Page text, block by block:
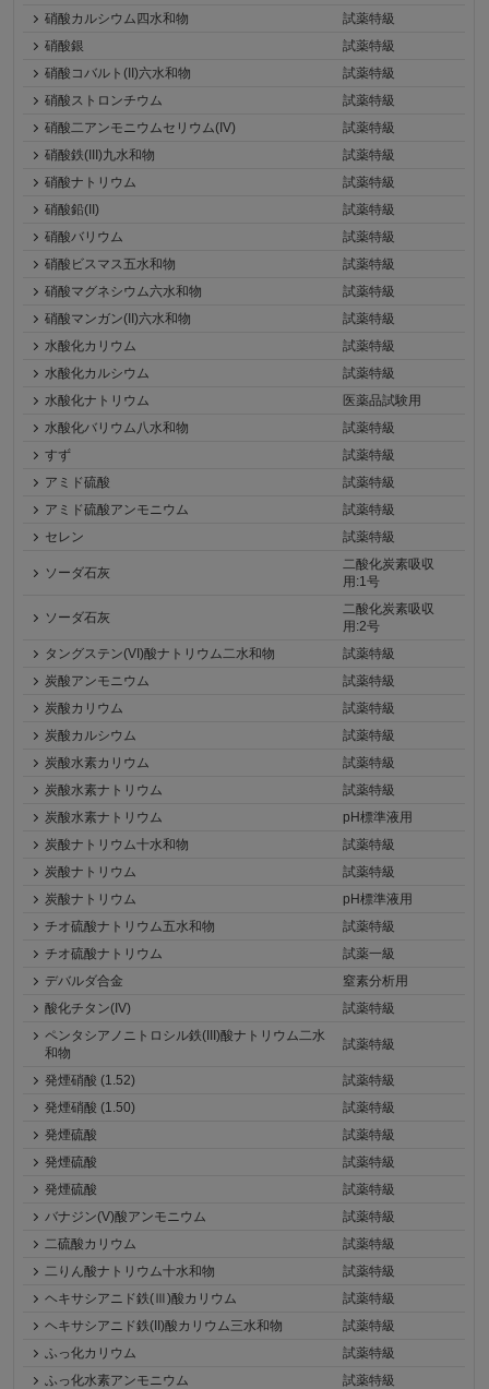
硝酸カルシウム四水和物
試薬特級
硝酸銀
試薬特級
硝酸コバルト(II)六水和物
試薬特級
硝酸ストロンチウム
試薬特級
硝酸二アンモニウムセリウム(IV)
試薬特級
硝酸鉄(III)九水和物
試薬特級
硝酸ナトリウム
試薬特級
硝酸鉛(II)
試薬特級
硝酸バリウム
試薬特級
硝酸ビスマス五水和物
試薬特級
硝酸マグネシウム六水和物
試薬特級
硝酸マンガン(II)六水和物
試薬特級
水酸化カリウム
試薬特級
水酸化カルシウム
試薬特級
水酸化ナトリウム
医薬品試験用
水酸化バリウム八水和物
試薬特級
すず
試薬特級
アミド硫酸
試薬特級
アミド硫酸アンモニウム
試薬特級
セレン
試薬特級
ソーダ石灰
二酸化炭素吸収
用:1号
ソーダ石灰
二酸化炭素吸収
用:2号
タングステン(VI)酸ナトリウム二水和物
試薬特級
炭酸アンモニウム
試薬特級
炭酸カリウム
試薬特級
炭酸カルシウム
試薬特級
炭酸水素カリウム
試薬特級
炭酸水素ナトリウム
試薬特級
炭酸水素ナトリウム
pH標準液用
炭酸ナトリウム十水和物
試薬特級
炭酸ナトリウム
試薬特級
炭酸ナトリウム
pH標準液用
チオ硫酸ナトリウム五水和物
試薬特級
チオ硫酸ナトリウム
試薬一級
デバルダ合金
窒素分析用
酸化チタン(IV)
試薬特級
ペンタシアノニトロシル鉄(III)酸ナトリウム二水
和物
試薬特級
発煙硝酸 (1.52)
試薬特級
発煙硝酸 (1.50)
試薬特級
発煙硫酸
試薬特級
発煙硫酸
試薬特級
発煙硫酸
試薬特級
バナジン(V)酸アンモニウム
試薬特級
二硫酸カリウム
試薬特級
二りん酸ナトリウム十水和物
試薬特級
ヘキサシアニド鉄(Ⅲ)酸カリウム
試薬特級
ヘキサシアニド鉄(II)酸カリウム三水和物
試薬特級
ふっ化カリウム
試薬特級
ふっ化水素アンモニウム
試薬特級